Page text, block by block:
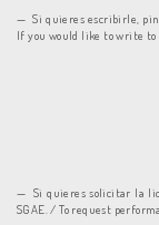
Si quieres escribirle,
If you would like to write to
Si quieres solicitar la
SGAE. / To request